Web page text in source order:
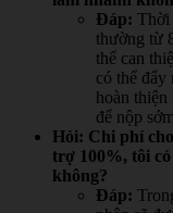
Đáp: Thời
thường từ
thể can
có thể đẩy
hoàn
để nộp
Hỏi: Chi phí
trợ 100%, tôi
không?
Đáp: